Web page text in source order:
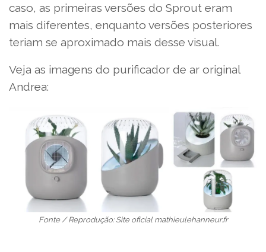
caso, as primeiras versões do Sprout eram
mais diferentes, enquanto versões posteriores
teriam se aproximado mais desse visual.
Veja as imagens do purificador de ar original
Andrea:
Fonte / Reprodução: Site oficial mathieulehanneur.fr